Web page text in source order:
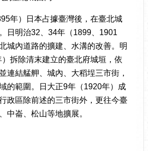
年）日本占據臺灣後，在臺北城
日明治32、34年（1899、1901
城內道路的擴建、水溝的改善。明
拆除清末建立的臺北府城垣，依
連結艋舺、城內、大稻埕三市街，
的範圍。日大正9年（1920年）成
政區除前述的三市街外，更往今臺
中崙、松山等地擴展。